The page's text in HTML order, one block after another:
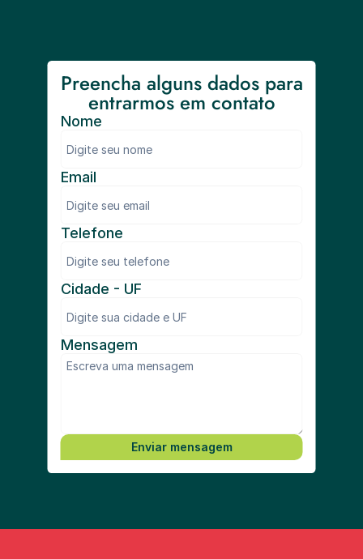
Preencha alguns dados para
entrarmos em contato
Email
Telefone
Nome
Cidade - UF
Mensagem
Enviar mensagem